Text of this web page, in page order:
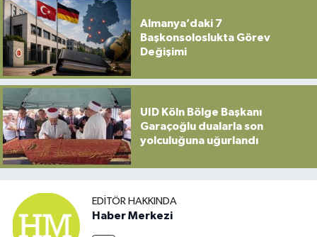
Almanya’daki 7
Başkonsoloslukta Görev
Değişimi
UID Köln Bölge Başkanı
Garaçoğlu dualarla son
yolculuğuna uğurlandı
EDITÖR HAKKINDA
Haber Merkezi